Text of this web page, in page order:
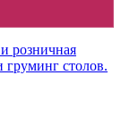
розничная
столов.